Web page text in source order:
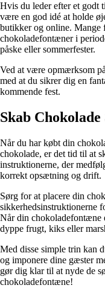
Hvis du leder efter et godt
være en god idé at holde
butikker og online. Mange
chokoladefontæner i
påske eller sommerfester.
Ved at være opmærksom
med at du sikrer dig en
kommende fest.
Skab
Når du har købt din
chokolade, er det tid til at
instruktionerne, der
korrekt opsætning og drift.
Sørg for at placere din
sikkerhedsinstruktionerne
Når din chokoladefontæne
dyppe frugt, kiks eller
Med disse simple trin kan
og imponere dine gæster
gør dig klar til at nyde de
chokoladefontæne!